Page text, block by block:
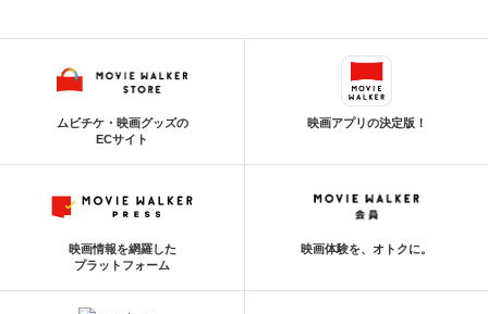
ムビチケ・映画グッズの
ECサイト
映画アプリの決定版！
映画情報を網羅した
プラットフォーム
映画体験を、オトクに。